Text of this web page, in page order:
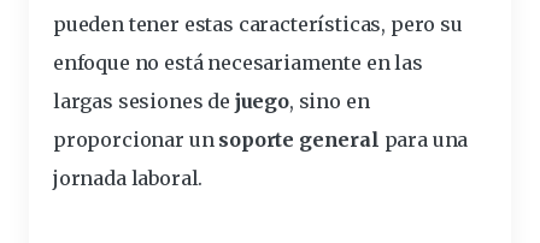
pueden tener estas características, pero su
enfoque no está necesariamente en las
largas sesiones de juego, sino en
proporcionar un soporte general para una
jornada laboral.